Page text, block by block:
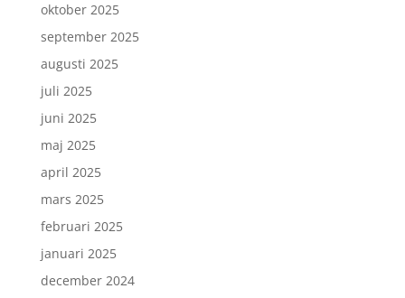
oktober 2025
september 2025
augusti 2025
juli 2025
juni 2025
maj 2025
april 2025
mars 2025
februari 2025
januari 2025
december 2024